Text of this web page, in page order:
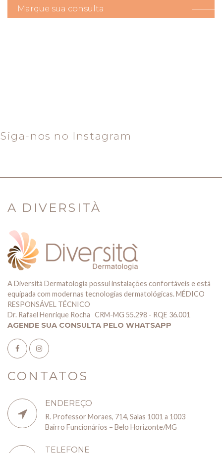
Marque sua consulta
Siga-nos no Instagram
A DIVERSITÀ
A Diversità Dermatologia possui instalações confortáveis e está
equipada com modernas tecnologias dermatológicas. MÉDICO
RESPONSÁVEL TÉCNICO
Dr. Rafael Henrique Rocha CRM-MG 55.298 - RQE 36.001
AGENDE SUA CONSULTA PELO WHATSAPP
CONTATOS
ENDEREÇO
R. Professor Moraes, 714, Salas 1001 a 1003
Bairro Funcionários – Belo Horizonte/MG
TELEFONE